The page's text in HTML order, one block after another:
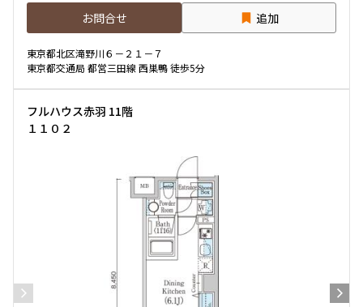
お問合せ 追加
東京都北区滝野川６－２１－７
東京都交通局 都営三田線 西巣鴨 徒歩5分
フルハウス赤羽 11階
１１０２